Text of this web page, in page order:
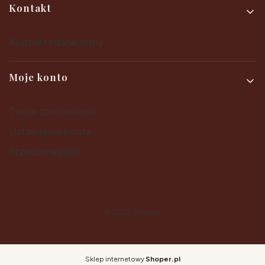
Kontakt
Moje konto
Sklep internetowy Shoper.pl